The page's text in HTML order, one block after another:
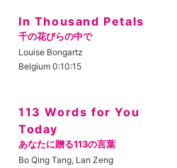
In Thousand Petals
千の花びらの中で
Louise Bongartz
Belgium 0:10:15
113 Words for You
Today
あなたに贈る113の言葉
Bo Qing Tang, Lan Zeng